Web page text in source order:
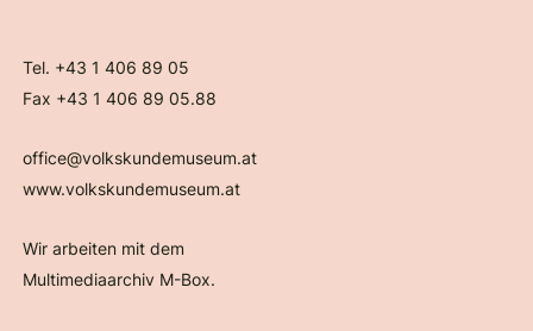
Tel. +43 1 406 89 05
Fax +43 1 406 89 05.88
office@volkskundemuseum.at
www.volkskundemuseum.at
Wir arbeiten mit dem
Multimediaarchiv M-Box.